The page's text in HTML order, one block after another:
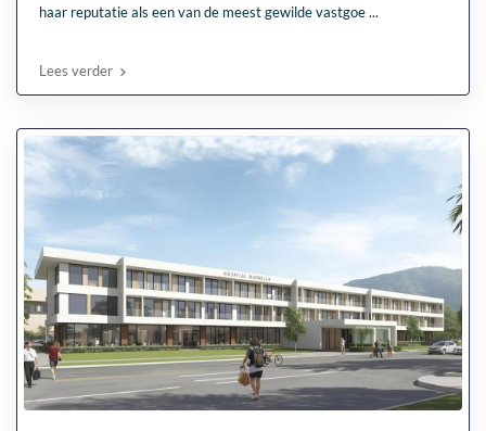
haar reputatie als een van de meest gewilde vastgoe...
Lees verder